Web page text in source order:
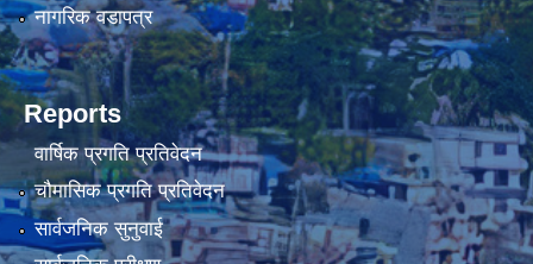
नागरिक वडापत्र
Reports
वार्षिक प्रगति प्रतिवेदन
चौमासिक प्रगति प्रतिवेदन
सार्वजनिक सुनुवाई